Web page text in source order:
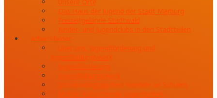
Das Haus der Jugend der Stadt Marburg
Freizeitgelände Stadtwald
Kinder- und Jugendclubs in den Stadtteilen
Arbeitsfelder
Über uns: Jugendförderung und
Jugendbildungswerk
Jugendförderung
Jugendbildungswerk
Sozialpädagogisches Handeln an Schulen
Mobile Aufsuchende Jugendarbeit